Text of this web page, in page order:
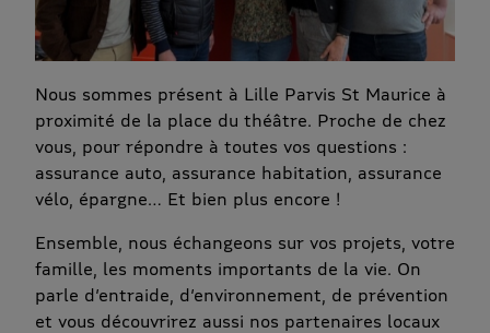
Nous sommes présent à Lille Parvis St Maurice à
proximité de la place du théâtre. Proche de chez
vous, pour répondre à toutes vos questions :
assurance auto, assurance habitation, assurance
vélo, épargne… Et bien plus encore !
Ensemble, nous échangeons sur vos projets, votre
famille, les moments importants de la vie. On
parle d’entraide, d’environnement, de prévention
et vous découvrirez aussi nos partenaires locaux